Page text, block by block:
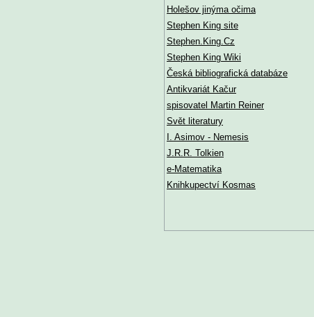
Holešov jinýma očima
Stephen King site
Stephen.King.Cz
Stephen King Wiki
Česká bibliografická databáze
Antikvariát Kačur
spisovatel Martin Reiner
Svět literatury
I. Asimov - Nemesis
J.R.R. Tolkien
e-Matematika
Knihkupectví Kosmas